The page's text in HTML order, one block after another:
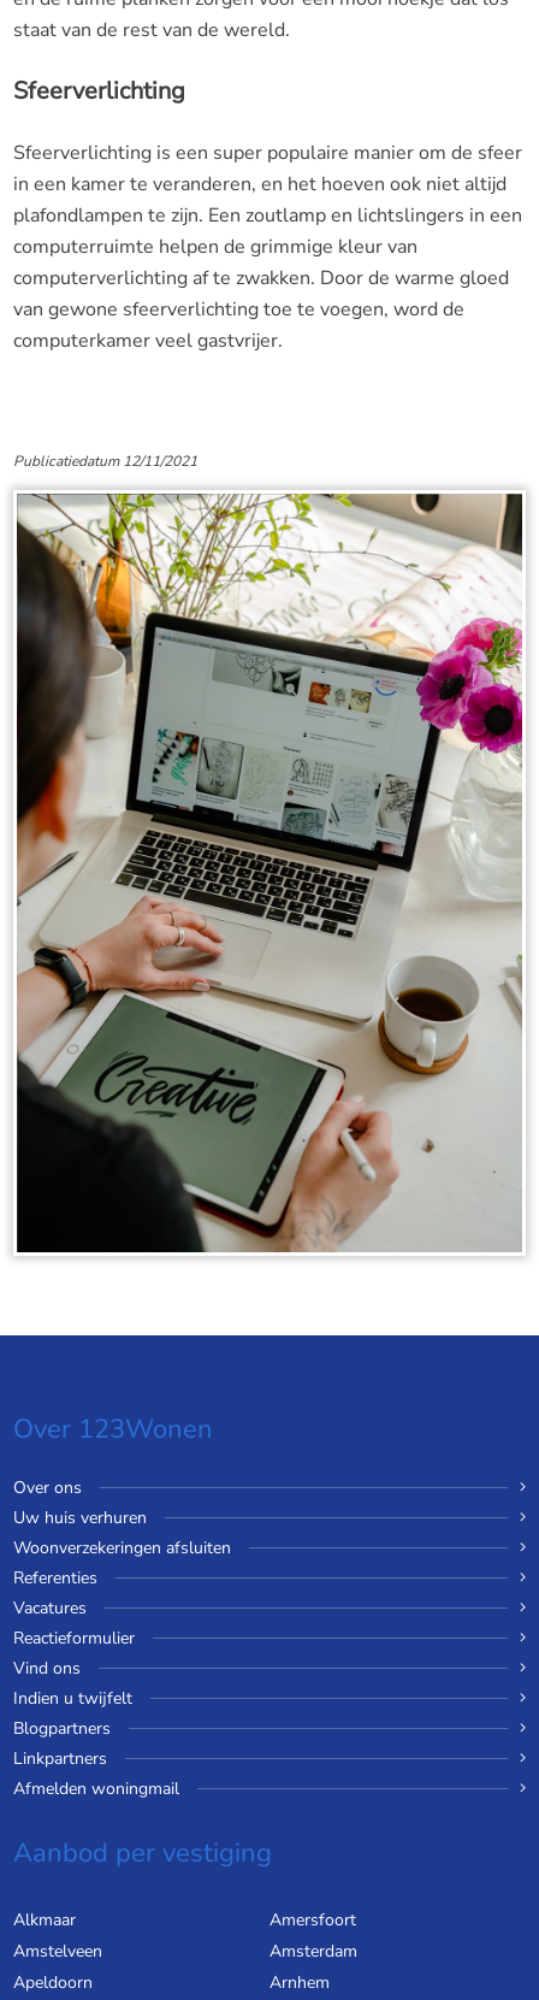
staat van de rest van de wereld.
Sfeerverlichting
Sfeerverlichting is een super populaire manier om de sfeer
in een kamer te veranderen, en het hoeven ook niet altijd
plafondlampen te zijn. Een zoutlamp en lichtslingers in een
computerruimte helpen de grimmige kleur van
computerverlichting af te zwakken. Door de warme gloed
van gewone sfeerverlichting toe te voegen, word de
computerkamer veel gastvrijer.
Publicatiedatum 12/11/2021
Over 123Wonen
Over ons
Uw huis verhuren
Woonverzekeringen afsluiten
Referenties
Vacatures
Reactieformulier
Vind ons
Indien u twijfelt
Blogpartners
Linkpartners
Afmelden woningmail
Aanbod per vestiging
Alkmaar
Amersfoort
Amstelveen
Amsterdam
Apeldoorn
Arnhem